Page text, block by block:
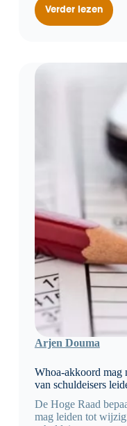
Verder lezen
gelegd
Arjen Douma
Whoa-akkoord mag
van schuldeisers
De Hoge Raad
mag leiden tot